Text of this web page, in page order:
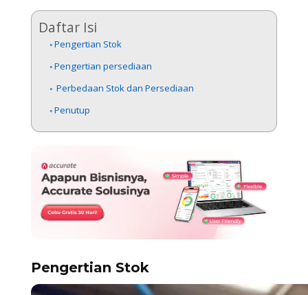
Daftar Isi
Pengertian Stok
Pengertian persediaan
Perbedaan Stok dan Persediaan
Penutup
Pengertian Stok